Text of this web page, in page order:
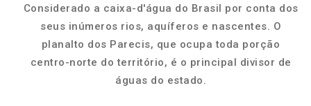
Considerado a caixa-d'água do Brasil por conta dos
seus inúmeros rios, aquíferos e nascentes. O
planalto dos Parecis, que ocupa toda porção
centro-norte do território, é o principal divisor de
águas do estado.